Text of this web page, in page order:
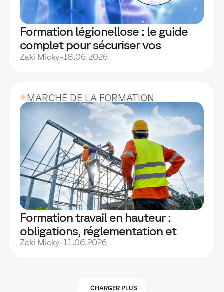
Formation légionellose : le guide
complet pour sécuriser vos
équipes et vos installations
Zaki Micky-18.06.2026
MARCHÉ DE LA FORMATION
Formation travail en hauteur :
obligations, réglementation et
bonnes pratiques pour protéger
Zaki Micky-11.06.2026
CHARGER PLUS